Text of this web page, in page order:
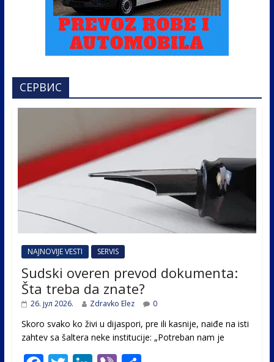
СЕРВИС
NAJNOVIJE VESTI SERVIS
Sudski overen prevod dokumenta:
Šta treba da znate?
26. јул 2026. Zdravko Elez 0
Skoro svako ko živi u dijaspori, pre ili kasnije, naiđe na isti
zahtev sa šaltera neke institucije: „Potreban nam je